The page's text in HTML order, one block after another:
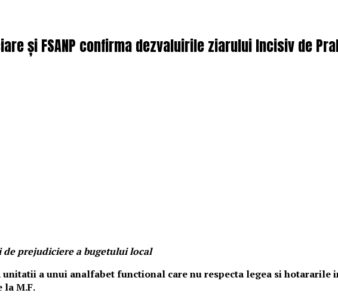
și FSANP confirma dezvaluirile ziarului Incisiv de
prejudiciere a bugetului local
a unui analfabet functional care nu respecta legea si hotararile
la M.F.